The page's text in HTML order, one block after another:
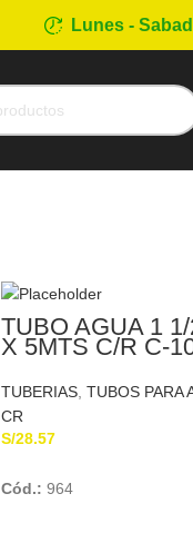
Lunes -
TUBO AGUA 1
X 5MTS C/R C-
TUBERIAS, TUBOS PARA
CR
S/28.57
Cód.: 964